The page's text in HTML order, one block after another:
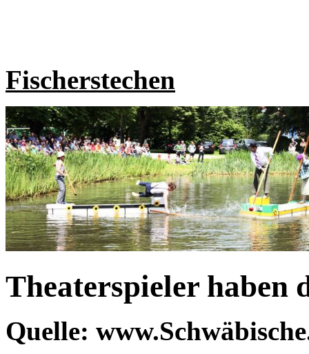
Fischerstechen
Theaterspieler haben
Quelle: